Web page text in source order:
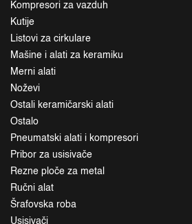
Kompresori za vazduh
Kutije
Listovi za cirkulare
Mašine i alati za keramiku
Merni alati
Noževi
Ostali keramičarski alati
Ostalo
Pneumatski alati i kompresori
Pribor za usisivače
Rezne ploče za metal
Ručni alat
Šrafovska roba
Usisivači